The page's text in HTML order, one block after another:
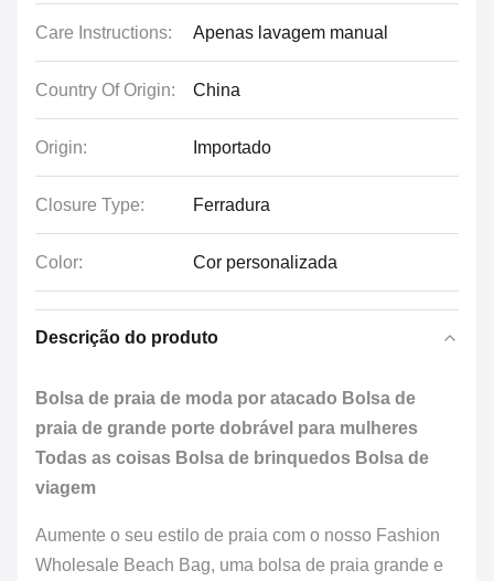
Care Instructions: Apenas lavagem manual
Country Of Origin: China
Origin: Importado
Closure Type: Ferradura
Color: Cor personalizada
Descrição do produto
Bolsa de praia de moda por atacado Bolsa de
praia de grande porte dobrável para mulheres
Todas as coisas Bolsa de brinquedos Bolsa de
viagem
Aumente o seu estilo de praia com o nosso Fashion
Wholesale Beach Bag, uma bolsa de praia grande e